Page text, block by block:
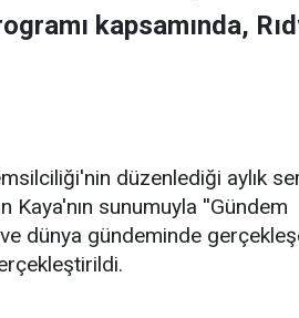
kapsamında,
düzenlediği aylık
Kaya'nın sunumuyla ''Gündem
dünya gündeminde